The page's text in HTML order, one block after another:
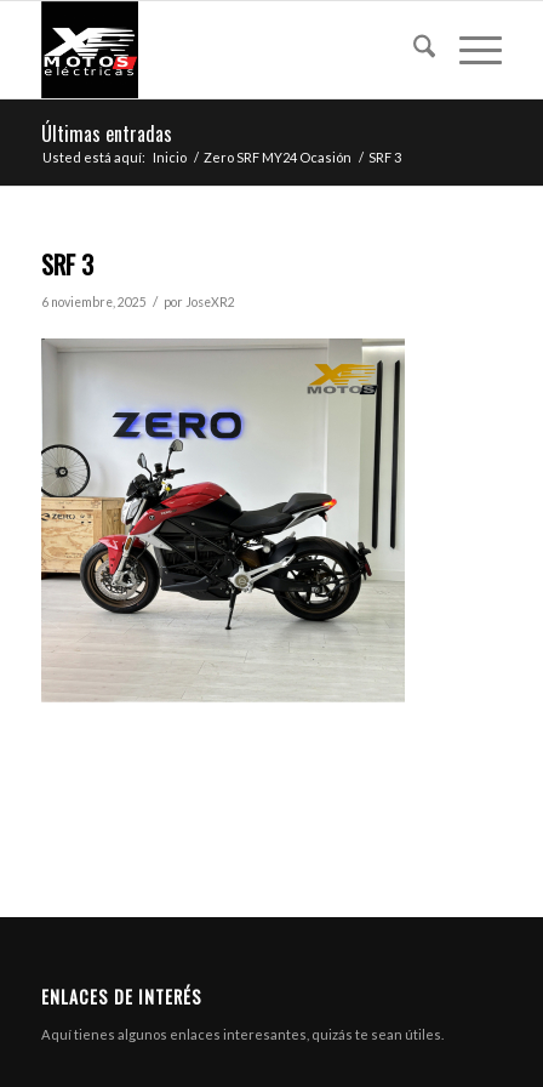
Últimas entradas
Usted está aquí: Inicio / Zero SRF MY24 Ocasión / SRF 3
SRF 3
6 noviembre, 2025 / por JoseXR2
ENLACES DE INTERÉS
Aquí tienes algunos enlaces interesantes, quizás te sean útiles.